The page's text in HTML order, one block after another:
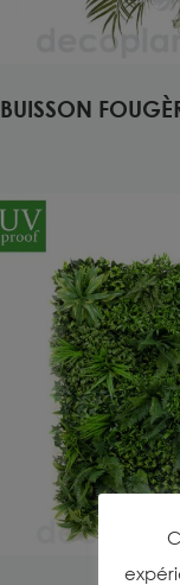
BUISSON